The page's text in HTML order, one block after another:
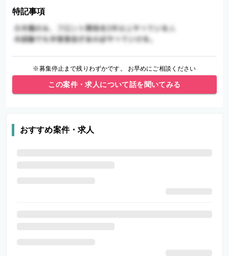
特記事項
※募集停止まで残りわずかです。 お早めにご相談ください
この案件・求人について話を聞いてみる
おすすめ案件・求人